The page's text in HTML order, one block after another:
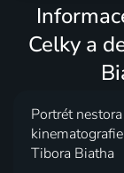
Celky a
Portrét
Tibora Biatha